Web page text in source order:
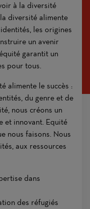
à la diversité
diversité alimente
les origines
un avenir
garantit un
pour tous.
alimente le succès :
du genre et de
nous créons un
et innovant. Equité
nous faisons. Nous
aux ressources
dans
des réfugiés